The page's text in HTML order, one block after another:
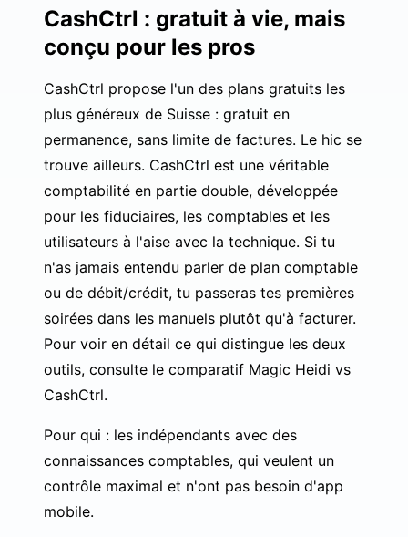
CashCtrl : gratuit à vie, mais
conçu pour les pros
CashCtrl propose l'un des plans gratuits les
plus généreux de Suisse : gratuit en
permanence, sans limite de factures. Le hic se
trouve ailleurs. CashCtrl est une véritable
comptabilité en partie double, développée
pour les fiduciaires, les comptables et les
utilisateurs à l'aise avec la technique. Si tu
n'as jamais entendu parler de plan comptable
ou de débit/crédit, tu passeras tes premières
soirées dans les manuels plutôt qu'à facturer.
Pour voir en détail ce qui distingue les deux
outils, consulte le comparatif Magic Heidi vs
CashCtrl.
Pour qui : les indépendants avec des
connaissances comptables, qui veulent un
contrôle maximal et n'ont pas besoin d'app
mobile.